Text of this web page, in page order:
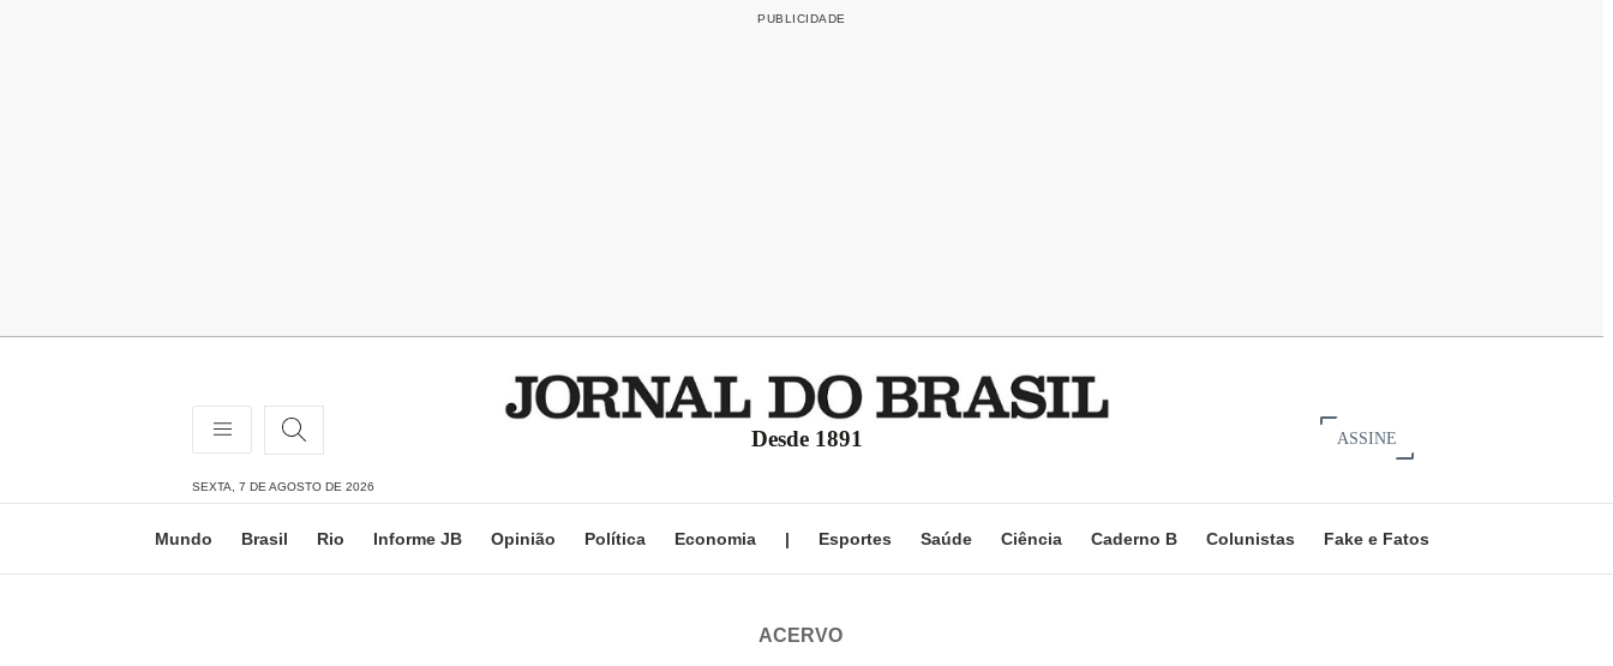
Desde 1891 ASSINE
SEXTA, 7 DE AGOSTO DE 2026
Mundo Brasil Rio Informe JB Opinião Política Economia | Esportes Saúde Ciência Caderno B Colunistas Fake e Fatos
ACERVO